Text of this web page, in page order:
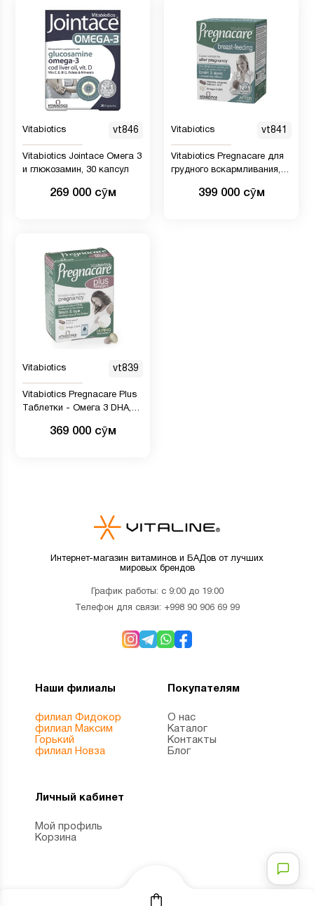
Vitabiotics vt846
Vitabiotics Jointace Омега 3
и глюкозамин, 30 капсул
269 000 сӯм
Vitabiotics vt841
Vitabiotics Pregnacare для
грудного вскармливания,
399 000 сӯм
Vitabiotics vt839
Vitabiotics Pregnacare Plus
Таблетки - Омега 3 DHA,
369 000 сӯм
Интернет-магазин витаминов и БАДов от лучших
мировых брендов
График работы: с 9:00 до 19:00
Телефон для связи: +998 90 906 69 99
Наши филиалы
филиал Фидокор
филиал Максим
Горький
филиал Новза
Покупателям
О нас
Каталог
Контакты
Блог
Личный кабинет
Мой профиль
Корзина